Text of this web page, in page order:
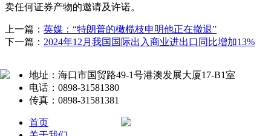
卖任何证券产物的邀请及许诺。
上一篇： 英媒：“特朗普的橄榄枝申明他正在撤退”
下一篇： 2024年12月我国国际出入商业进出口同比增加13%
地址：海口市国贸路49-1号港澳发展大厦17-B1室
电话：0898-31581380
传真：0898-31581381
首页